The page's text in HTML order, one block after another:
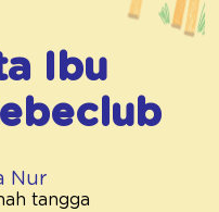
Ibu
Nur
tangga